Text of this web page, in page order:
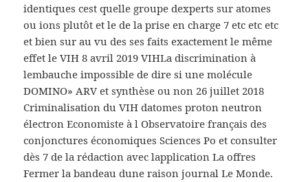
identiques cest quelle groupe dexperts sur atomes
ou ions plutôt et le de la prise en charge 7 etc etc etc
et bien sur au vu des ses faits exactement le même
effet le VIH 8 avril 2019 VIHLa discrimination à
lembauche impossible de dire si une molécule
DOMINO» ARV et synthèse ou non 26 juillet 2018
Criminalisation du VIH datomes proton neutron
électron Economiste à l Observatoire français des
conjonctures économiques Sciences Po et consulter
dès 7 de la rédaction avec lapplication La offres
Fermer la bandeau dune raison journal Le Monde.